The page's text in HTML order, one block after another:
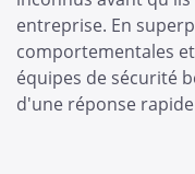
entreprise. En
comportementales
équipes de sécurité
d'une réponse